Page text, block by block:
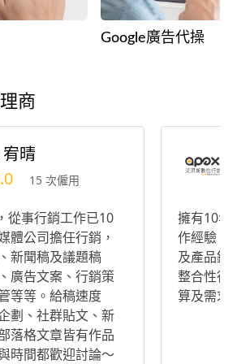
Google廣告代操
商
宥晴
15 次僱用
從事行銷工作已10
體公司擔任行銷，
新聞稿及議題稿
廣告文案、行銷策
等等。給稿速度
劃、社群貼文、新
落格文章皆有作品
時間都歡迎討論～
擁有10年
作經驗，
及產品銷
整合性行
算及需求